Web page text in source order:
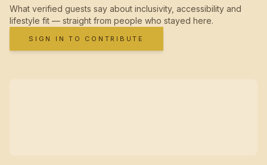
What verified guests say about inclusivity, accessibility and
lifestyle fit — straight from people who stayed here.
SIGN IN TO CONTRIBUTE